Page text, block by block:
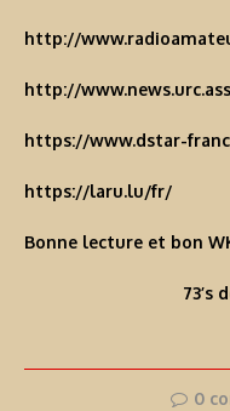
http://
http://
https://www.dstar-
https://laru.lu/fr/
Bonne lecture et bon
73’s
0